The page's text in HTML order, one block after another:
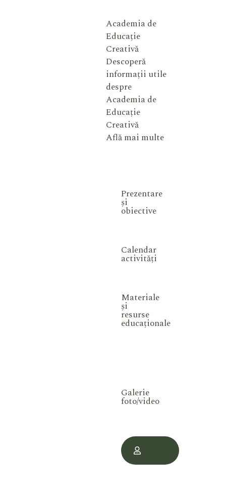
Academia de
Educație
Creativă
Descoperă
informații utile
despre
Academia de
Educație
Creativă
Află mai multe
Prezentare
și
obiective
Calendar
activități
Materiale
și
resurse
educaționale
Galerie
foto/video